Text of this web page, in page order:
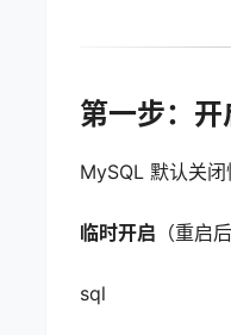
第一步：
MySQL 默认关闭
临时开启 （重启
sql